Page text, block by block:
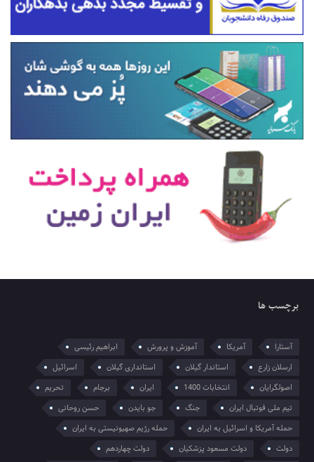
برچسب ها
آستارا آمریکا آموزش و پرورش
ابراهیم رئیسی
ارسلان زارع
استاندار گیلان استانداری گیلان
اسرائیل
اصولگرایان
انتخابات 1400 ایران برجام
تحریم
تیم ملی فوتبال ایران
جنگ جو بایدن
حسن روحانی
حمله آمریکا و اسرائیل به ایران
حمله رژیم صهیونیستی به ایران
دولت
دولت مسعود پزشکیان
دولت چهاردهم